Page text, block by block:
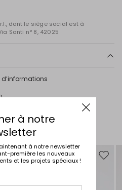
dont le siège social est à
Santi n° 8, 42025
normalement à l'ombre;
relative aux qualités ou
avec…
vers la liste de souhaits
à notre
à notre newsletter
première les nouveaux
et les projets spéciaux !